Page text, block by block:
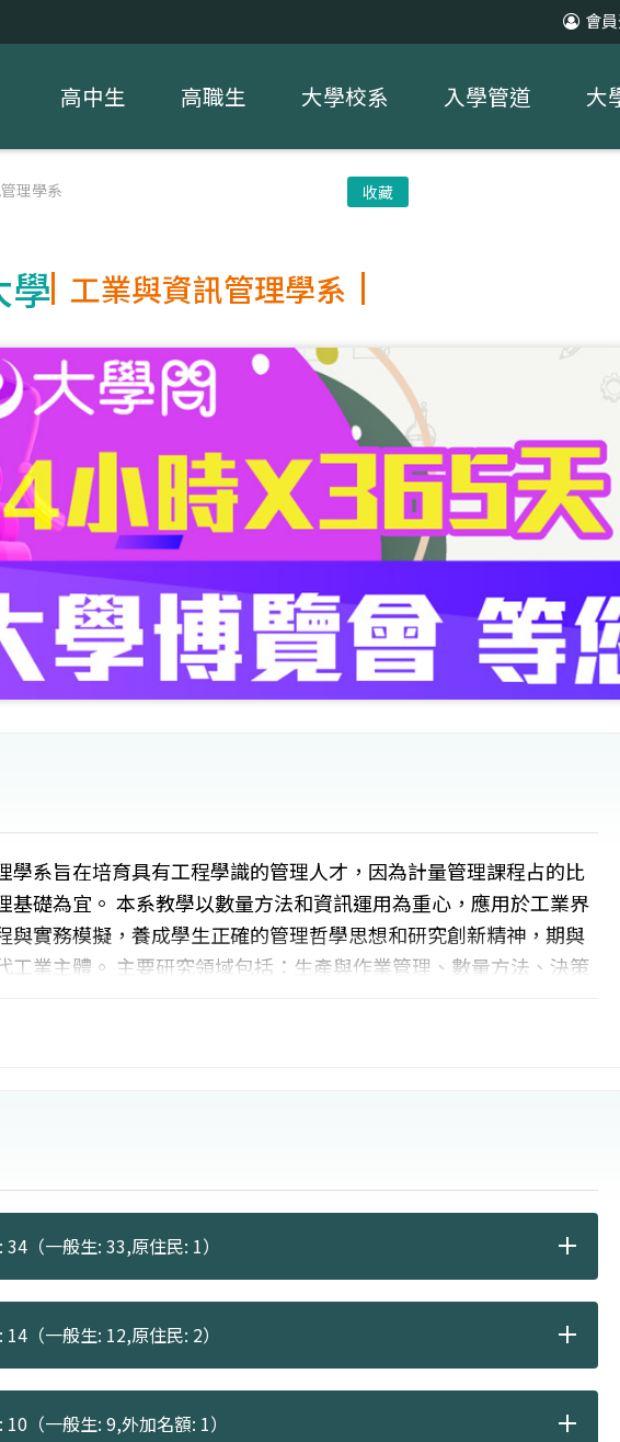
會
高中生 高職生 大學校系 入學管道 大
理學系 收藏
學 工業與資訊管理學系
學系旨在培育具有工程學識的管理人才，因為計量管理課程占的比
基礎為宜。 本系教學以數量方法和資訊運用為重心，應用於工業界
與實務模擬，養成學生正確的管理哲學思想和研究創新精神，期與
工業主體。 主要研究領域包括：生產與作業管理、數量方法、決策
（一般生: 33,原住民: 1）
（一般生: 12,原住民: 2）
（一般生: 9,外加名額: 1）